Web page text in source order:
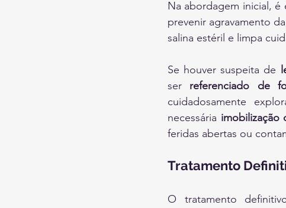
Na abordagem inicial, é
prevenir agravamento
salina estéril e limpa
Se houver suspeita de
ser referenciado de
cuidadosamente
necessária imobilização
feridas abertas ou
Tratamento
O tratamento